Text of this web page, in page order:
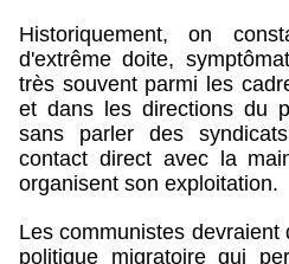
Historiquement, on
d'extrême doite,
très souvent parmi les
et dans les directions du
sans parler des
contact direct avec la
organisent son exploitation.
Les communistes
politique migratoire qui